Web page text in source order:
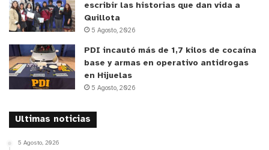
escribir las historias que dan vida a
Quillota
5 Agosto, 2026
PDI incautó más de 1,7 kilos de cocaína
base y armas en operativo antidrogas
en Hijuelas
5 Agosto, 2026
Ultimas noticias
5 Agosto, 2026